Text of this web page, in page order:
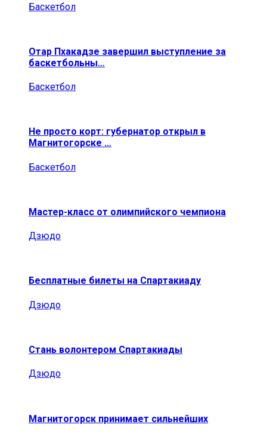
Баскетбол
Отар Пхакадзе завершил выступление за
баскетбольны…
Баскетбол
Не просто корт: губернатор открыл в
Магнитогорске …
Баскетбол
Мастер-класс от олимпийского чемпиона
Дзюдо
Бесплатные билеты на Спартакиаду
Дзюдо
Стань волонтером Спартакиады
Дзюдо
Магнитогорск принимает сильнейших